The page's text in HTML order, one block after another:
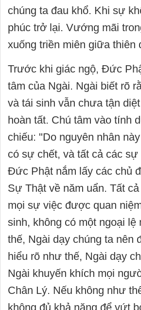
chúng ta đau khổ. Khi sự
phúc trở lại. Vướng mãi
xuống triền miên giữa thiên
Trước khi giác ngộ, Đức
tâm của Ngài. Ngài biết rõ
và tái sinh vẫn chưa tận
hoàn tất. Chú tâm vào tính
chiếu: "Do nguyên nhân
có sự chết, và tất cả các
Đức Phật nắm lấy các chủ
Sự Thật về năm uẩn. Tất
mọi sự việc được quan
sinh, không có một ngoại
thế, Ngài dạy chúng ta nên
hiểu rõ như thế, Ngài dạy
Ngài khuyến khích mọi
Chân Lý. Nếu không như
không đủ khả năng để vứt